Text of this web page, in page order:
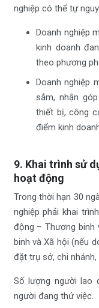
nghiệp có thể tự
Doanh nghiệp
kinh doanh
theo phương
Doanh nghiệp
sắm, nhận
thiết bị, công
điểm kinh
9. Khai trình sử
hoạt động
Trong thời hạn 30
nghiệp phải khai
động – Thương binh
binh và Xã hội (nếu
đặt trụ sở, chi nhánh,
Số lượng người lao
người đang thử việc.